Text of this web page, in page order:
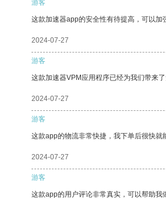
游客
这款加速器app的安全性有待提高，可以加
2024-07-27
游客
这款加速器VPM应用程序已经为我们带来
2024-07-27
游客
这款app的物流非常快捷，我下单后很快就
2024-07-27
游客
这款app的用户评论非常真实，可以帮助我